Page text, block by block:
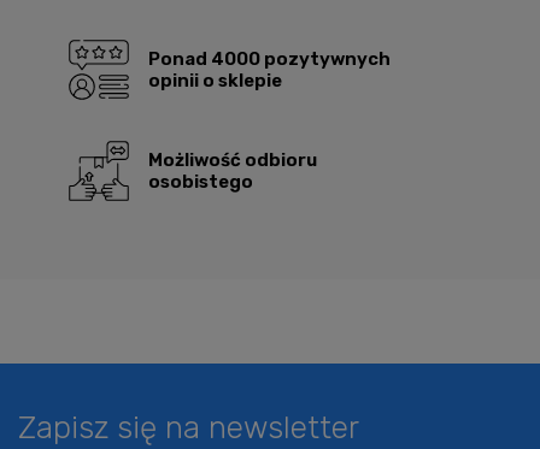
Ponad 4000 pozytywnych
opinii o sklepie
Możliwość odbioru
osobistego
Zapisz się na newsletter